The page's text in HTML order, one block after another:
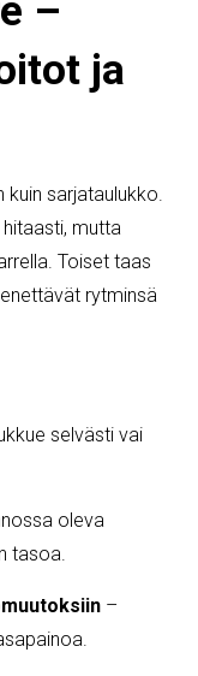
–
ja
sarjataulukko.
mutta
Toiset taas
rytminsä
selvästi vai
oleva
tasoa.
–